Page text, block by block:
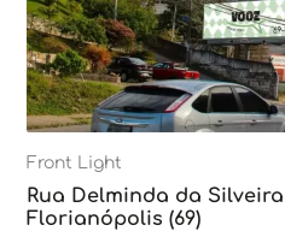
Front Light
Rua Delminda da
Florianópolis (69)